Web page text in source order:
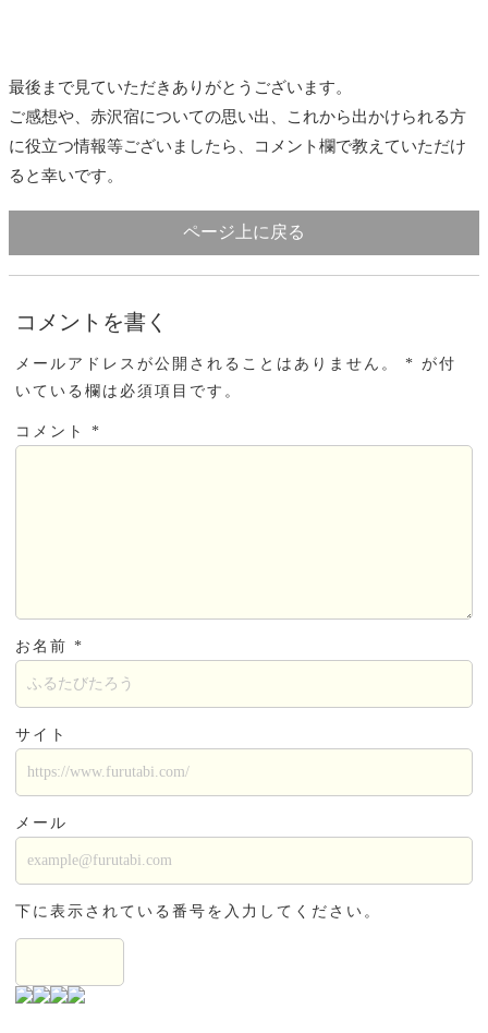
最後まで見ていただきありがとうございます。
ご感想や、赤沢宿についての思い出、これから出かけられる方
に役立つ情報等ございましたら、コメント欄で教えていただけ
ると幸いです。
ページ上に戻る
コメントを書く
メールアドレスが公開されることはありません。 * が付
いている欄は必須項目です。
コメント *
お名前 *
サイト
メール
下に表示されている番号を入力してください。